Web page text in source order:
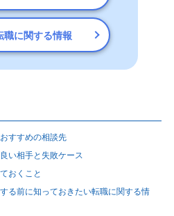
職に関する情報
すすめの相談先
い相手と失敗ケース
おくこと
る前に知っておきたい転職に関する情